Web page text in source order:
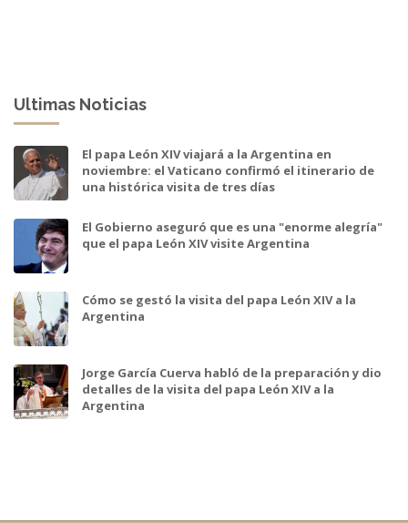
Ultimas Noticias
El papa León XIV viajará a la Argentina en
noviembre: el Vaticano confirmó el itinerario de
una histórica visita de tres días
El Gobierno aseguró que es una "enorme alegría"
que el papa León XIV visite Argentina
Cómo se gestó la visita del papa León XIV a la
Argentina
Jorge García Cuerva habló de la preparación y dio
detalles de la visita del papa León XIV a la
Argentina